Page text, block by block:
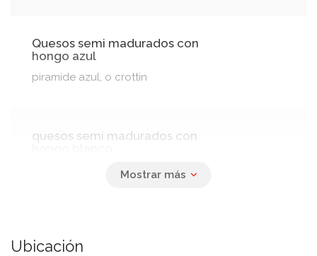
Quesos semi madurados con
hongo azul
piramide azul, o crottin
quesos semi madurados con
Tipo camembert o rollo madurado
Ubicación